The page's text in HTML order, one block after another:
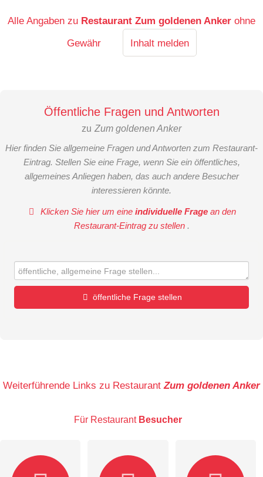
Alle Angaben zu Restaurant Zum goldenen Anker ohne
Gewähr
Inhalt melden
Öffentliche Fragen und Antworten
zu Zum goldenen Anker
Hier finden Sie allgemeine Fragen und Antworten zum Restaurant-
Eintrag. Stellen Sie eine Frage, wenn Sie ein öffentliches,
allgemeines Anliegen haben, das auch andere Besucher
interessieren könnte.
Klicken Sie hier um eineindividuelle Frage an den
Restaurant-Eintrag zu stellen .
öffentliche Frage stellen
E-Mail-Adresse (wird nicht veröffentlicht)
Weiterführende Links zu RestaurantZum goldenen Anker
Für Restaurant Besucher